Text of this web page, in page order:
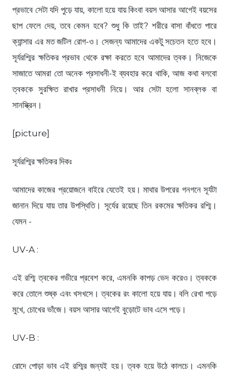
প্রভাবে সেটা যদি পুড়ে যায়, কালো হয়ে যায় কিংবা বয়স আসার আগেই বয়সের
ছাপ ফেলে দেয়, তবে কেমন হবে? শুধু কি তাই? শরীরে বাসা বাঁধতে পারে
ক্যান্সার এর মত জটিল রোগ-ও। সেজন্য আমাদের একটু সচেতন হতে হবে।
সূর্যরশ্মির ক্ষতিকর প্রভাব থেকে রক্ষা করতে হবে আমাদের ত্বক। নিজেকে
সাজাতে আমরা তো অনেক প্রসাধনী-ই ব্যবহার করে থাকি, আজ কথা বলবো
ত্বককে সুরক্ষিত রাখার প্রসাধনী নিয়ে। আর সেটা হলো সানব্লক বা
সানস্ক্রিন।
[picture]
সূর্যরশ্মির ক্ষতিকর দিকঃ
আমাদের কাজের প্রয়োজনে বাইরে যেতেই হয়। মাথার উপরের গনগনে সূর্যটা
জানান দিয়ে যায় তার উপস্থিতি। সূর্যের রয়েছে তিন রকমের ক্ষতিকর রশ্মি।
যেমন -
UV-A :
এই রশ্মি ত্বকের গভীরে প্রবেশ করে, এমনকি কাপড় ভেদ করেও। ত্বককে
করে তোলে শুষ্ক এবং খসখসে। ত্বকের রং কালো হয়ে যায়। বলি রেখা পড়ে
মুখে, চোখের ভাঁজে। বয়স আসার আগেই বুড়োটে ভাব এসে পড়ে।
UV-B :
রোদে পোড়া ভাব এই রশ্মির জন্যই হয়। ত্বক হয়ে উঠে কালচে। এমনকি